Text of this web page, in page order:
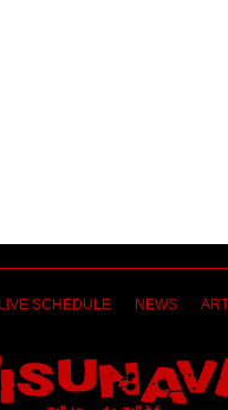
LIVE SCHEDULE NEWS